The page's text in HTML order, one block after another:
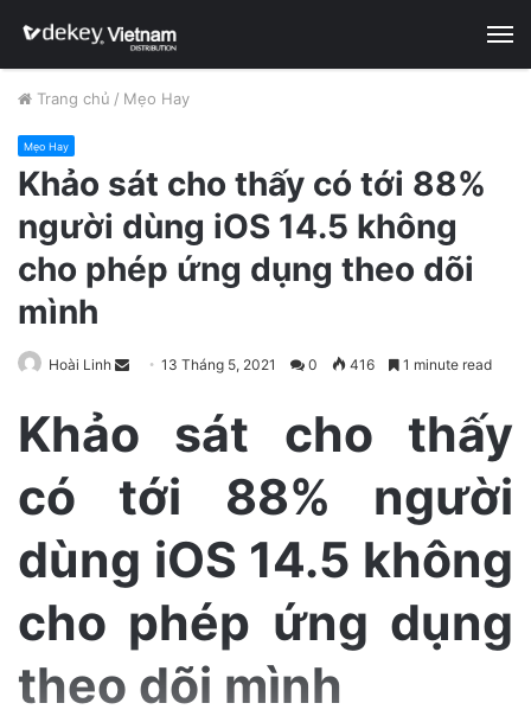
Trang chủ / Mẹo Hay
Mẹo Hay
Khảo sát cho thấy có tới 88%
người dùng iOS 14.5 không
cho phép ứng dụng theo dõi
mình
Hoài Linh
n
d
a
n
m
a
l
13 Tháng 5, 2021 0 416 1 minute read
Khảo sát cho thấy
có tới 88% người
dùng iOS 14.5 không
cho phép ứng dụng
theo dõi mình